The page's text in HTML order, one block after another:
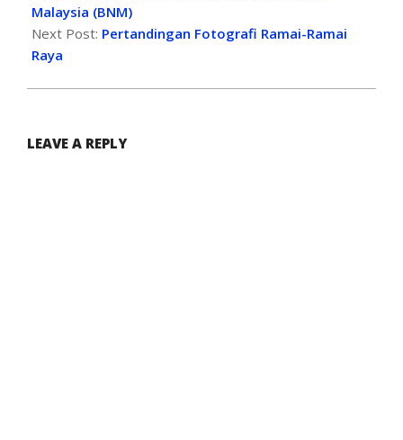
Malaysia (BNM)
Next Post: Pertandingan Fotografi Ramai-Ramai
Raya
LEAVE A REPLY